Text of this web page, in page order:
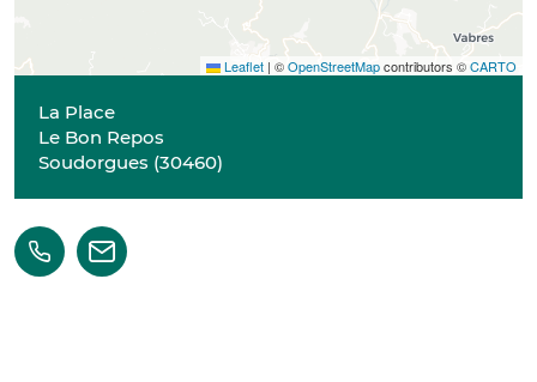
Leaflet | ©OpenStreetMapcontributors ©CARTO
La Place
Le Bon Repos
Soudorgues (30460)